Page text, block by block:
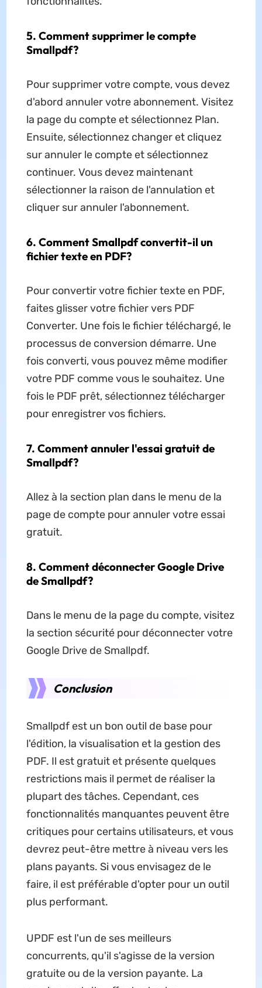
5. Comment supprimer le compte
Smallpdf?
Pour supprimer votre compte, vous devez
d'abord annuler votre abonnement. Visitez
la page du compte et sélectionnez Plan.
Ensuite, sélectionnez changer et cliquez
sur annuler le compte et sélectionnez
continuer. Vous devez maintenant
sélectionner la raison de l'annulation et
cliquer sur annuler l'abonnement.
6. Comment Smallpdf convertit-il un
fichier texte en PDF?
Pour convertir votre fichier texte en PDF,
faites glisser votre fichier vers PDF
Converter. Une fois le fichier téléchargé, le
processus de conversion démarre. Une
fois converti, vous pouvez même modifier
votre PDF comme vous le souhaitez. Une
fois le PDF prêt, sélectionnez télécharger
pour enregistrer vos fichiers.
7. Comment annuler l'essai gratuit de
Smallpdf?
Allez à la section plan dans le menu de la
page de compte pour annuler votre essai
gratuit.
8. Comment déconnecter Google Drive
de Smallpdf?
Dans le menu de la page du compte, visitez
la section sécurité pour déconnecter votre
Google Drive de Smallpdf.
Conclusion
Smallpdf est un bon outil de base pour
l'édition, la visualisation et la gestion des
PDF. Il est gratuit et présente quelques
restrictions mais il permet de réaliser la
plupart des tâches. Cependant, ces
fonctionnalités manquantes peuvent être
critiques pour certains utilisateurs, et vous
devrez peut-être mettre à niveau vers les
plans payants. Si vous envisagez de le
faire, il est préférable d'opter pour un outil
plus performant.
UPDF est l'un de ses meilleurs
concurrents, qu'il s'agisse de la version
gratuite ou de la version payante. La